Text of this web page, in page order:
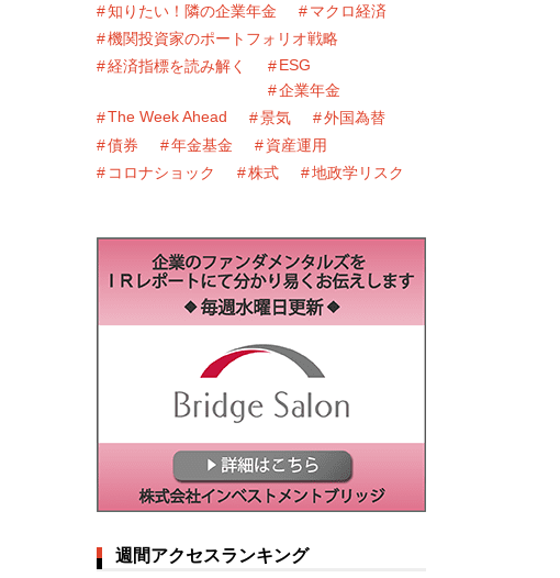
知りたい！隣の企業年金
マクロ経済
機関投資家のポートフォリオ戦略
経済指標を読み解く
ESG
企業年金
The Week Ahead
景気
外国為替
債券
年金基金
資産運用
コロナショック
株式 地政学リスク
週間アクセスランキング